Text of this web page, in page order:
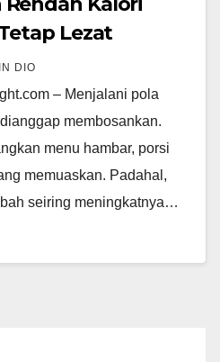
Lezat
DIO
– Menjalani pola
membosankan.
menu hambar, porsi
memuaskan. Padahal,
seiring meningkatnya…